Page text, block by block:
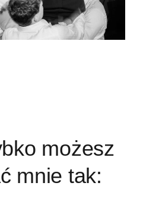
możesz
mnie tak: